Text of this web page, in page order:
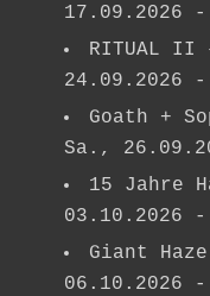
17.09.2026
RITUAL II
24.09.2026
Goath +
Sa.,
15 Jahre
03.10.2026
Giant
06.10.2026